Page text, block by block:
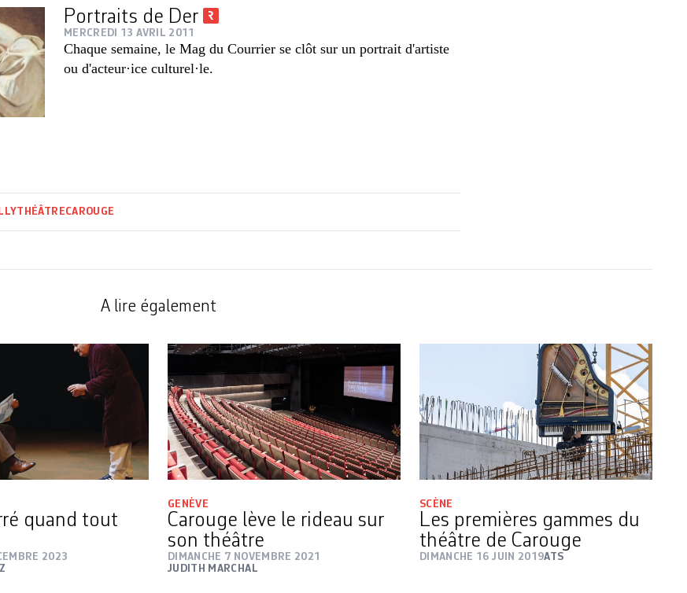
Portraits de Der
MERCREDI 13 AVRIL 2011
Chaque semaine, le Mag du Courrier se clôt sur un portrait d'artiste
ou d'acteur·ice culturel·le.
THÉÂTRECAROUGE
A lire également
quand tout
2023
GENÈVE
Carouge lève le rideau sur
son théâtre
DIMANCHE 7 NOVEMBRE 2021
JUDITH MARCHAL
SCÈNE
Les premières gammes du
théâtre de Carouge
DIMANCHE 16 JUIN 2019ATS